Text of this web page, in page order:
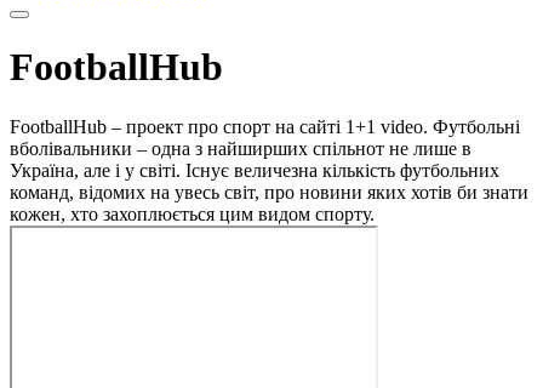
FootballHub
FootballHub – проект про спорт на сайті 1+1 video. Футбольні
вболівальники – одна з найширших спільнот не лише в
Україна, але і у світі. Існує величезна кількість футбольних
команд, відомих на увесь світ, про новини яких хотів би знати
кожен, хто захоплюється цим видом спорту.